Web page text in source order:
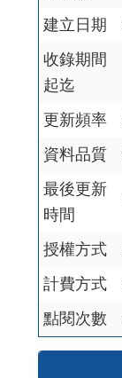
建立日期
收錄期間
起迄
更新頻率
資料品質
最後更新
時間
授權方式
計費方式
點閱次數